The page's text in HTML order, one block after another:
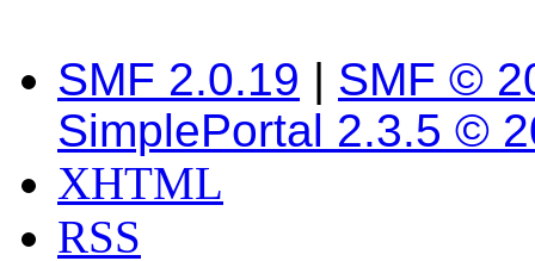
SMF 2.0.19 | SMF ©
SimplePortal 2.3.5 ©
XHTML
RSS